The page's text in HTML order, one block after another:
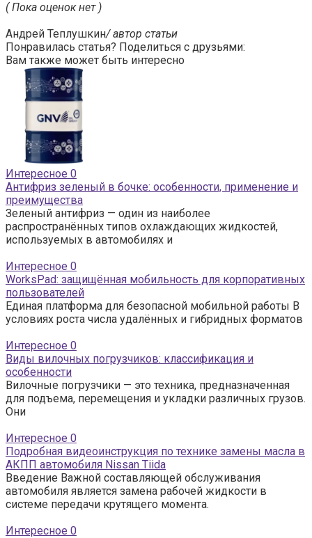
( Пока оценок нет )
Андрей Теплушкин/ автор статьи
Понравилась статья? Поделиться с друзьями:
Вам также может быть интересно
Интересное 0
Антифриз зеленый в бочке: особенности, применение и
преимущества
Зеленый антифриз — один из наиболее
распространённых типов охлаждающих жидкостей,
используемых в автомобилях и
Интересное 0
WorksPad: защищённая мобильность для корпоративных
пользователей
Единая платформа для безопасной мобильной работы В
условиях роста числа удалённых и гибридных форматов
Интересное 0
Виды вилочных погрузчиков: классификация и
особенности
Вилочные погрузчики — это техника, предназначенная
для подъема, перемещения и укладки различных грузов.
Они
Интересное 0
Подробная видеоинструкция по технике замены масла в
АКПП автомобиля Nissan Tiida
Введение Важной составляющей обслуживания
автомобиля является замена рабочей жидкости в
системе передачи крутящего момента.
Интересное 0